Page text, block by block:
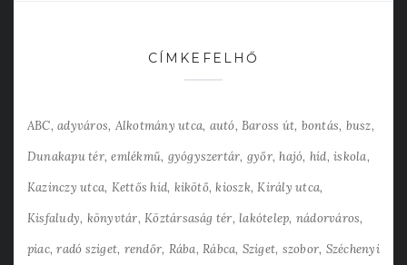
CÍMKEFELHŐ
ABC adyváros Alkotmány utca autó Baross út bontás busz
Dunakapu tér emlékmű gyógyszertár győr hajó híd iskola
Kazinczy utca Kettős híd kikötő kioszk Király utca
Kisfaludy könyvtár Köztársaság tér lakótelep nádorváros
piac radó sziget rendőr Rába Rábca Sziget szobor Széchenyi